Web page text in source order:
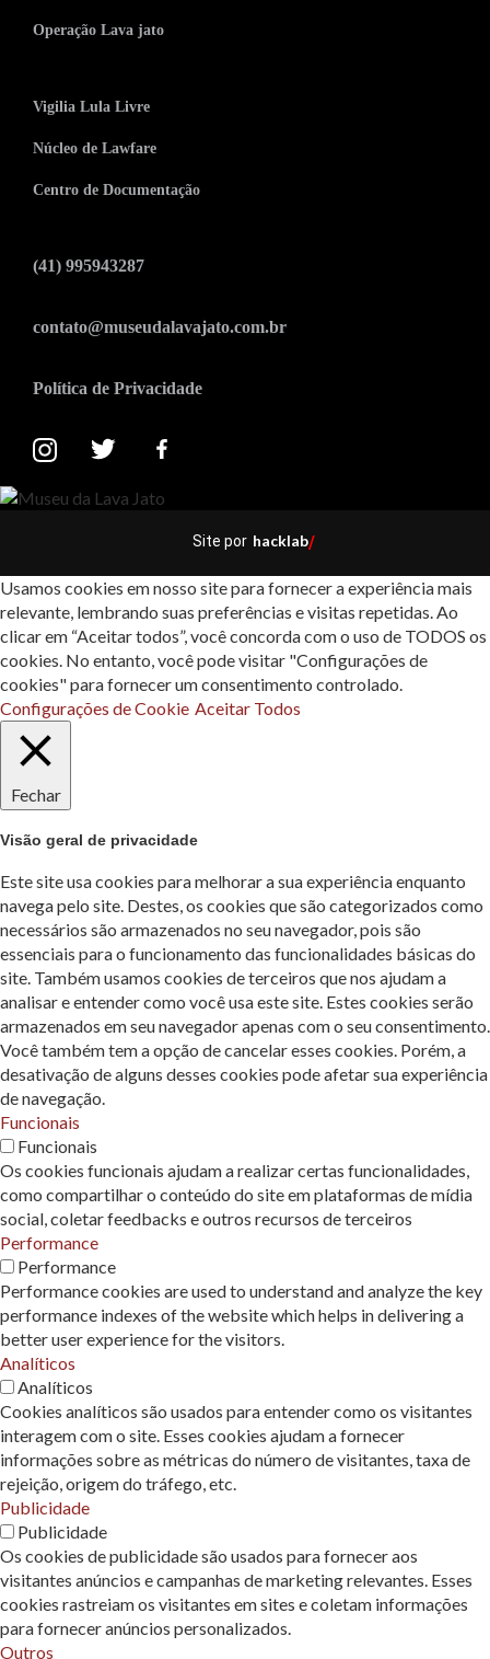
Operação Lava jato
Vigilia Lula Livre
Núcleo de Lawfare
Centro de Documentação
(41) 995943287
contato@museudalavajato.com.br
Política de Privacidade
Site por hacklab/
Usamos cookies em nosso site para fornecer a experiência mais
relevante, lembrando suas preferências e visitas repetidas. Ao
clicar em “Aceitar todos”, você concorda com o uso de TODOS os
cookies. No entanto, você pode visitar "Configurações de
cookies" para fornecer um consentimento controlado.
Configurações de Cookie Aceitar Todos
Fechar
Visão geral de privacidade
Este site usa cookies para melhorar a sua experiência enquanto
navega pelo site. Destes, os cookies que são categorizados como
necessários são armazenados no seu navegador, pois são
essenciais para o funcionamento das funcionalidades básicas do
site. Também usamos cookies de terceiros que nos ajudam a
analisar e entender como você usa este site. Estes cookies serão
armazenados em seu navegador apenas com o seu consentimento.
Você também tem a opção de cancelar esses cookies. Porém, a
desativação de alguns desses cookies pode afetar sua experiência
de navegação.
Funcionais
Funcionais
Os cookies funcionais ajudam a realizar certas funcionalidades,
como compartilhar o conteúdo do site em plataformas de mídia
social, coletar feedbacks e outros recursos de terceiros
Performance
Performance
Performance cookies are used to understand and analyze the key
performance indexes of the website which helps in delivering a
better user experience for the visitors.
Analíticos
Analíticos
Cookies analíticos são usados ​​para entender como os visitantes
interagem com o site. Esses cookies ajudam a fornecer
informações sobre as métricas do número de visitantes, taxa de
rejeição, origem do tráfego, etc.
Publicidade
Publicidade
Os cookies de publicidade são usados ​​para fornecer aos
visitantes anúncios e campanhas de marketing relevantes. Esses
cookies rastreiam os visitantes em sites e coletam informações
para fornecer anúncios personalizados.
Outros